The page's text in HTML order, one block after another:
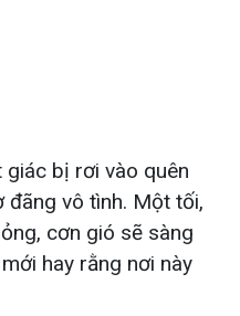
bị rơi vào quên
đãng vô tình. Một tối,
cơn gió sẽ sàng
hay rằng nơi này